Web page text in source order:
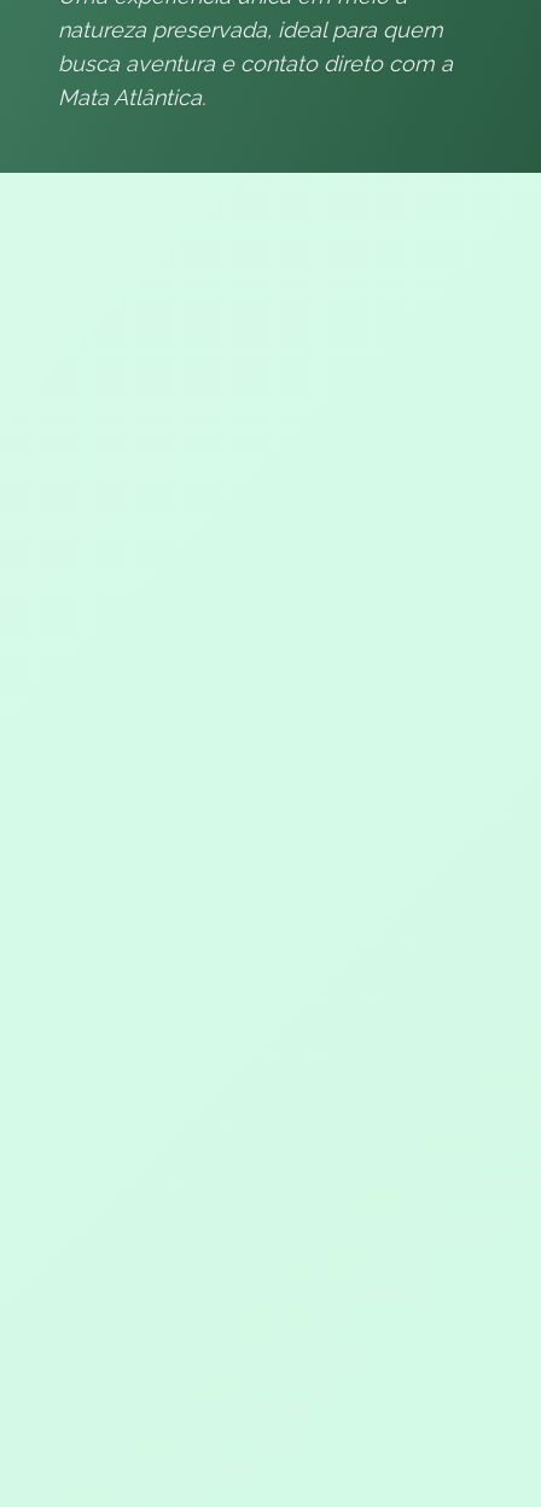
natureza preservada, ideal para quem
busca aventura e contato direto com a
Mata Atlântica.